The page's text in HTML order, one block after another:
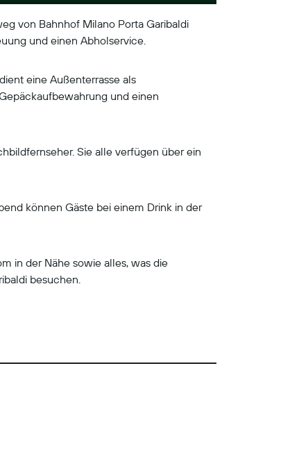
von Bahnhof Milano Porta Garibaldi
und einen Abholservice.
eine Außenterrasse als
und einen
Sie alle verfügen über ein
können Gäste bei einem Drink in der
in der Nähe sowie alles, was die
besuchen.